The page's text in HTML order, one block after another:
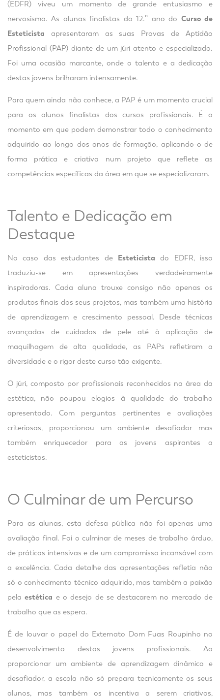
(EDFR) viveu um momento de grande entusiasmo e
nervosismo. As alunas finalistas do 12.º ano do Curso de
Esteticista apresentaram as suas Provas de Aptidão
Profissional (PAP) diante de um júri atento e especializado.
Foi uma ocasião marcante, onde o talento e a dedicação
destas jovens brilharam intensamente.
Para quem ainda não conhece, a PAP é um momento crucial
para os alunos finalistas dos cursos profissionais. É o
momento em que podem demonstrar todo o conhecimento
adquirido ao longo dos anos de formação, aplicando-o de
forma prática e criativa num projeto que reflete as
competências específicas da área em que se especializaram.
Talento e Dedicação em
Destaque
No caso das estudantes de Esteticista do EDFR, isso
traduziu-se em apresentações verdadeiramente
inspiradoras. Cada aluna trouxe consigo não apenas os
produtos finais dos seus projetos, mas também uma história
de aprendizagem e crescimento pessoal. Desde técnicas
avançadas de cuidados de pele até à aplicação de
maquilhagem de alta qualidade, as PAPs refletiram a
diversidade e o rigor deste curso tão exigente.
O júri, composto por profissionais reconhecidos na área da
estética, não poupou elogios à qualidade do trabalho
apresentado. Com perguntas pertinentes e avaliações
criteriosas, proporcionou um ambiente desafiador mas
também enriquecedor para as jovens aspirantes a
esteticistas.
O Culminar de um Percurso
Para as alunas, esta defesa pública não foi apenas uma
avaliação final. Foi o culminar de meses de trabalho árduo,
de práticas intensivas e de um compromisso incansável com
a excelência. Cada detalhe das apresentações refletia não
só o conhecimento técnico adquirido, mas também a paixão
pelaestética e o desejo de se destacarem no mercado de
trabalho que as espera.
É de louvar o papel do Externato Dom Fuas Roupinho no
desenvolvimento destas jovens profissionais. Ao
proporcionar um ambiente de aprendizagem dinâmico e
desafiador, a escola não só prepara tecnicamente os seus
alunos, mas também os incentiva a serem criativos,